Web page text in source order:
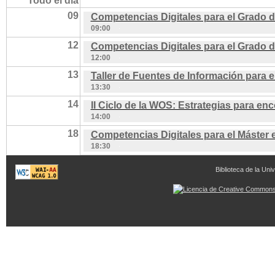
09
Competencias Digitales para el Grado
09:00
12 Competencias Digitales para el Grado
12:00
13 Taller de Fuentes de Información para
13:30
14 II Ciclo de la WOS: Estrategias para
14:00
18 Competencias Digitales para el
18:30
Biblioteca de la